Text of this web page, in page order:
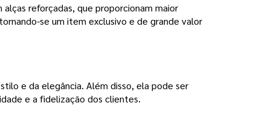
reforçadas, que proporcionam maior
se um item exclusivo e de grande valor
e da elegância. Além disso, ela pode ser
e a fidelização dos clientes.